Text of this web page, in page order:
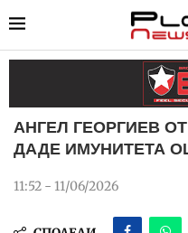
АНГЕЛ ГЕОРГИЕВ
ДАДЕ ИМУНИТЕТА
11:52 - 11/06/2026